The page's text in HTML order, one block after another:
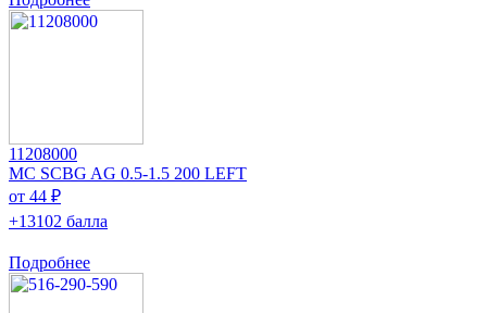
11208000
MC SCBG AG 0.5-1.5 200 LEFT
от 44 ₽
+13102 балла
Подробнее